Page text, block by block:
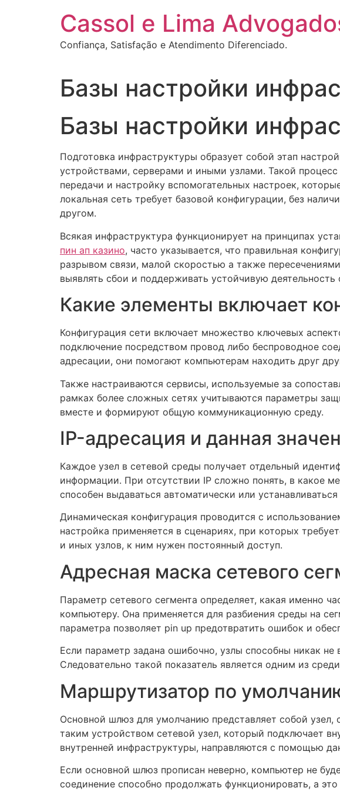
Cassol e Lima
Confiança, Satisfação e Atendimento Diferenciado.
Базы настройки
Базы настройки
Подготовка инфраструктуры образует собой этап
устройствами, серверами и иными узлами. Такой
передачи и настройку вспомогательных настроек,
локальная сеть требует базовой конфигурации, без
другом.
Всякая инфраструктура функционирует на принципах
пин ап казино, часто указывается, что правильная
разрывом связи, малой скоростью а также
выявлять сбои и поддерживать устойчивую деятельность
Какие элементы включает
Конфигурация сети включает множество ключевых
подключение посредством провод либо беспроводное
адресации, они помогают компьютерам находить друг
Также настраиваются сервисы, используемые за
рамках более сложных сетях учитываются параметры
вместе и формируют общую коммуникационную среду.
IP-адресация и данная
Каждое узел в сетевой среды получает отдельный
информации. При отсутствии IP сложно понять, в какое
способен выдаваться автоматически или
Динамическая конфигурация проводится с
настройка применяется в сценариях, при которых
и иных узлов, к ним нужен постоянный доступ.
Адресная маска сетевого
Параметр сетевого сегмента определяет, какая именно
компьютеру. Она применяется для разбиения среды на
параметра позволяет pin up предотвратить ошибок и
Если параметр задана ошибочно, узлы способны никак
Следовательно такой показатель является одним из
Маршрутизатор по
Основной шлюз для умолчанию представляет собой
таким устройством сетевой узел, который подключает
внутренней инфраструктуры, направляются с помощью
Если основной шлюз прописан неверно, компьютер не
соединение способно продолжать функционировать, а